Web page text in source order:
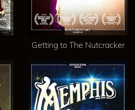
Getting to The Nutcracker